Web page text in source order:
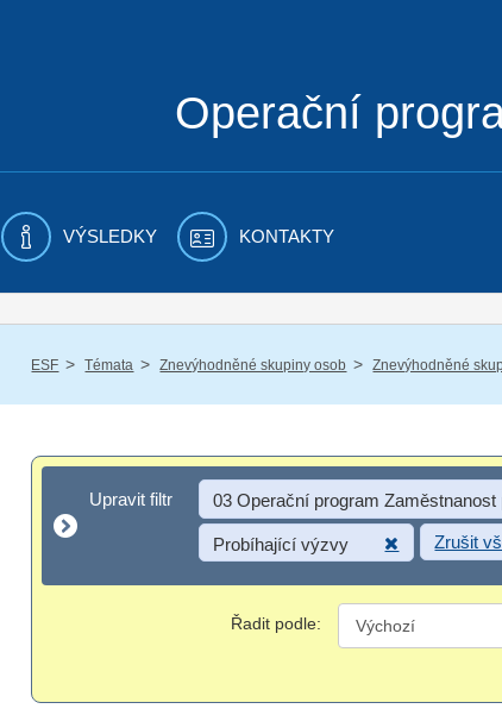
Operační
VÝSLEDKY KONTAKTY
ESF / Témata / Znevýhodněné skupiny osob / Znevýhodněné
Upravit filtr
Upravit filtr 03 Operační program Zaměstnanost
Probíhající výzvy Zrušit
Řadit podle: